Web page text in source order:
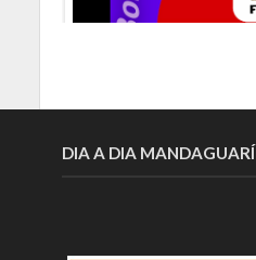
DIA A DIA MANDAGUARÍ